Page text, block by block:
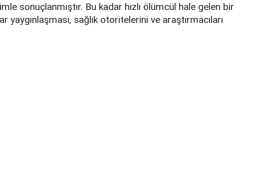
sonuçlanmıştır. Bu kadar hızlı ölümcül hale gelen bir
yaygınlaşması, sağlık otoritelerini ve araştırmacıları